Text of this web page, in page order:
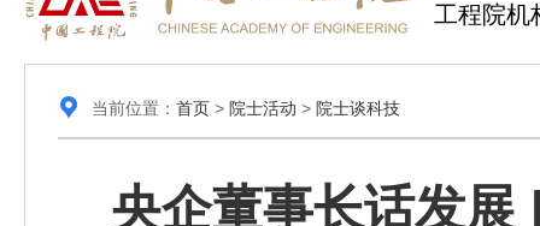
工程院机
当前位置： 首页> 院士活动 > 院士谈科技
央企董事长话发展